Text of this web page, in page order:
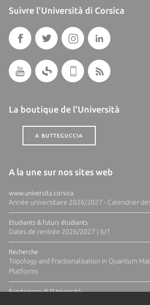
Suivre l'Università di Corsica
La boutique de l'Università
A BUTTEGUCCIA
A la une sur nos sites web
www.universita.corsica
Année universitaire 2026/2027 - Calendrier
Etudiants & futurs étudiants
Dates de rentrée 2026/2027 | IUT
Recherche
Topology and Fractionalisation in Quantum
Platforms
Fundazione di l'Università